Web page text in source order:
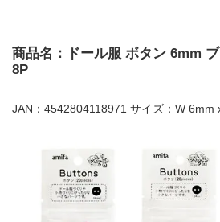
商品名：ドール服 ボタン 6mm
8P
JAN：4542804118971 サイズ：W 6mm